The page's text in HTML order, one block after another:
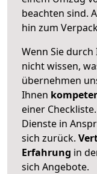
beachten sind.
hin zum
Wenn Sie
nicht wissen,
übernehmen
Ihnen
einer Checkliste.
Dienste in
sich zurück.
Erfahrung in
sich Angebote.